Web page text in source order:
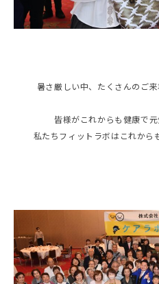
暑さ厳しい中、たくさんのご
皆様がこれからも健康で
私たちフィットラボはこれから